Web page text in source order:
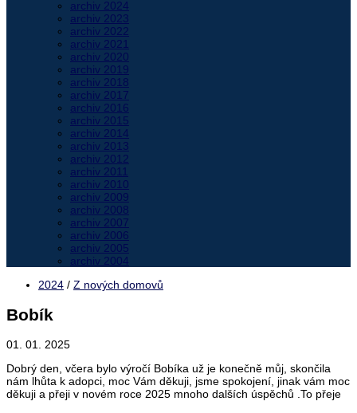
archiv 2024
archiv 2023
archiv 2022
archiv 2021
archiv 2020
archiv 2019
archiv 2018
archiv 2017
archiv 2016
archiv 2015
archiv 2014
archiv 2013
archiv 2012
archiv 2011
archiv 2010
archiv 2009
archiv 2008
archiv 2007
archiv 2006
archiv 2005
archiv 2004
2024 / Z nových domovů
Bobík
01. 01. 2025
Dobrý den, včera bylo výročí Bobíka už je konečně můj, skončila
nám lhůta k adopci, moc Vám děkuji, jsme spokojení, jinak vám moc
děkuji a přeji v novém roce 2025 mnoho dalších úspěchů .To přeje